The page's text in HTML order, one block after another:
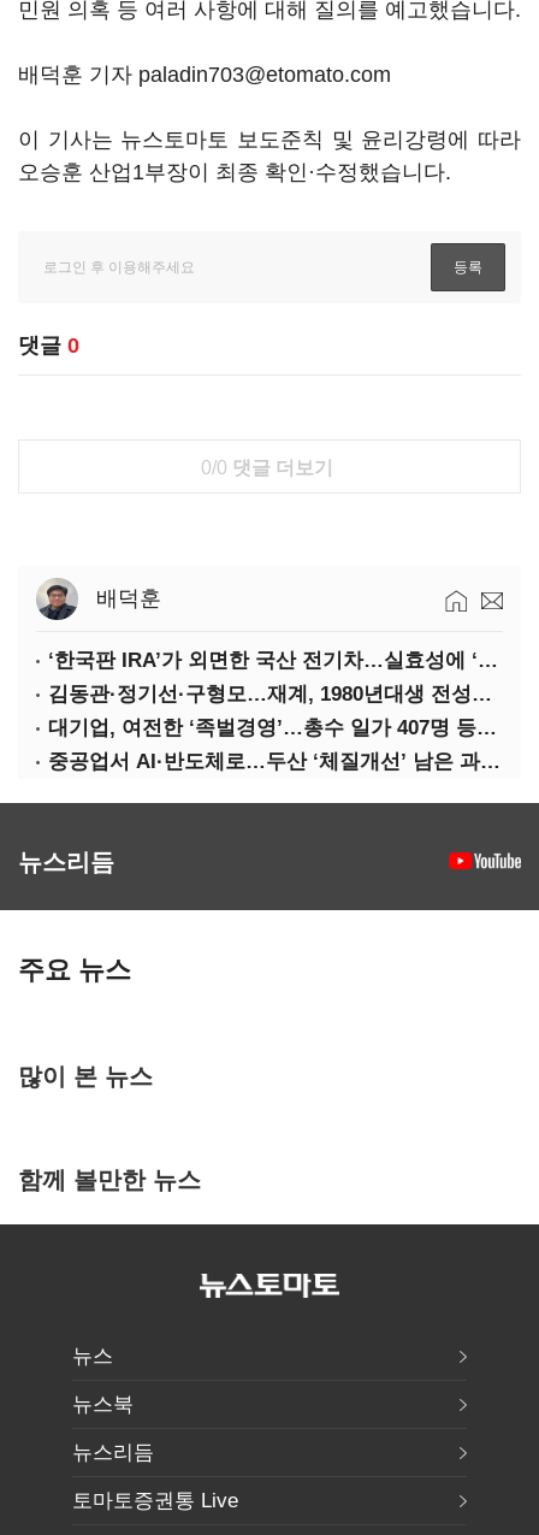
민원 의혹 등 여러 사항에 대해 질의를 예고했습니다.
배덕훈 기자 paladin703@etomato.com
이 기사는 뉴스토마토 보도준칙 및 윤리강령에 따라
오승훈 산업1부장이 최종 확인·수정했습니다.
댓글 0
0/0 댓글 더보기
배덕훈
‘한국판 IRA’가 외면한 국산 전기차…실효성에 ‘의문’
김동관·정기선·구형모…재계, 1980년대생 전성시대
대기업, 여전한 ‘족벌경영’…총수 일가 407명 등기임원
중공업서 AI·반도체로…두산 ‘체질개선’ 남은 과제는
뉴스리듬
주요 뉴스
많이 본 뉴스
함께 볼만한 뉴스
뉴스
뉴스북
뉴스리듬
토마토증권통 Live